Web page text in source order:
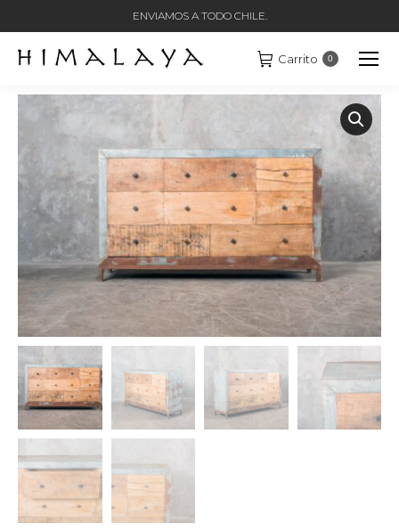
ENVIAMOS A TODO CHILE.
Carrito 0